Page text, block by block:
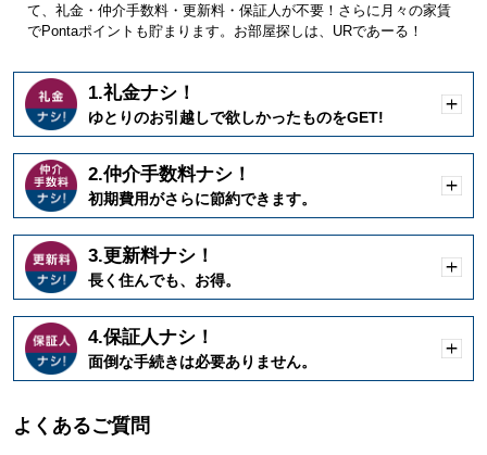
て、礼金・仲介手数料・更新料・保証人が不要！さらに月々の家賃
でPontaポイントも貯まります。お部屋探しは、URであーる！
1.礼金ナシ！
ゆとりのお引越しで欲しかったものをGET!
く
2.仲介手数料ナシ！
初期費用がさらに節約できます。
く
3.更新料ナシ！
長く住んでも、お得。
く
4.保証人ナシ！
面倒な手続きは必要ありません。
く
よくあるご質問